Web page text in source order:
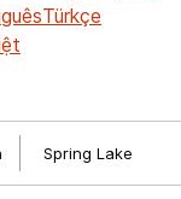
Türkçe
Spring Lake